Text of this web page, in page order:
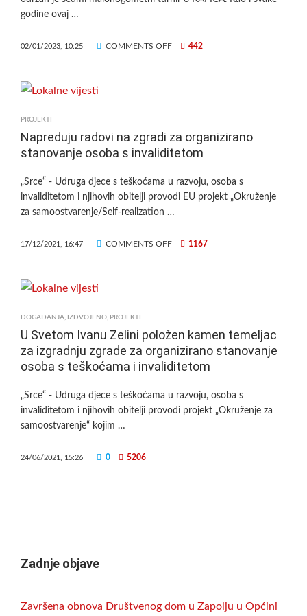
godine ovaj …
02/01/2023, 10:25 COMMENTS OFFON 442
PROJEKTI
Napreduju radovi na zgradi za organizirano
stanovanje osoba s invaliditetom
„Srce“ - Udruga djece s teškoćama u razvoju, osoba s
invaliditetom i njihovih obitelji provodi EU projekt „Okruženje
za samoostvarenje/Self-realization …
17/12/2021, 16:47 COMMENTS OFFON
ORGANIZIRANO
S
1167
DOGAĐANJA, IZDVOJENO, PROJEKTI
U Svetom Ivanu Zelini položen kamen temeljac
za izgradnju zgrade za organizirano stanovanje
osoba s teškoćama i invaliditetom
„Srce“ - Udruga djece s teškoćama u razvoju, osoba s
invaliditetom i njihovih obitelji provodi projekt „Okruženje za
samoostvarenje“ kojim …
24/06/2021, 15:26 0 5206
Zadnje objave
Završena obnova Društvenog dom u Zapolju u Općini